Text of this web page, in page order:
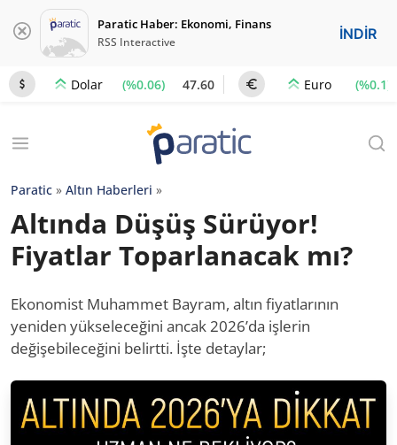
Paratic Haber: Ekonomi, Finans
RSS Interactive İNDİR
Dolar (%0.06) 47.60 Euro (%0.1)
Paratic » Altın Haberleri »
Altında Düşüş Sürüyor!
Fiyatlar Toparlanacak mı?
Ekonomist Muhammet Bayram, altın fiyatlarının
yeniden yükseleceğini ancak 2026’da işlerin
değişebileceğini belirtti. İşte detaylar;